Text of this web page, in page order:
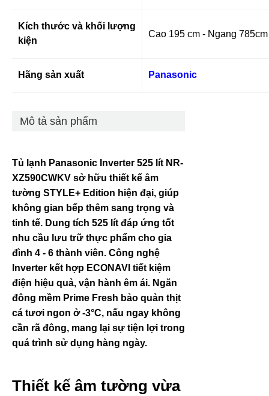
Kích thước và khối lượng
kiện
Cao 195 cm - Ngang
Hãng sản xuất Panasonic
Mô tả sản phẩm
Tủ lạnh Panasonic Inverter 525 lít NR-
XZ590CWKV sở hữu thiết kế âm
tường STYLE+ Edition hiện đại, giúp
không gian bếp thêm sang trọng và
tinh tế. Dung tích 525 lít đáp ứng tốt
nhu cầu lưu trữ thực phẩm cho gia
đình 4 - 6 thành viên. Công nghệ
Inverter kết hợp ECONAVI tiết kiệm
điện hiệu quả, vận hành êm ái. Ngăn
đông mềm Prime Fresh bảo quản thịt
cá tươi ngon ở -3°C, nấu ngay không
cần rã đông, mang lại sự tiện lợi trong
quá trình sử dụng hàng ngày.
Thiết kế âm tường vừa